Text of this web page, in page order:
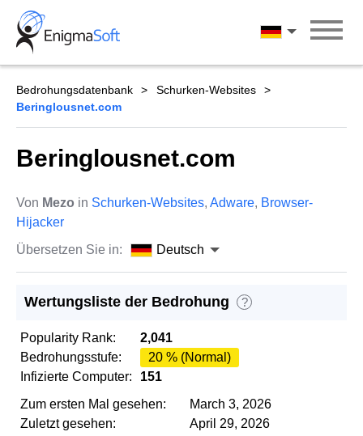
Skip
content
Deutsch
Bedrohungsdatenbank
Schurken-Websites
Beringlousnet.com
Beringlousnet.com
Von Mezo in Schurken-Websites, Adware, Browser-
Hijacker
Übersetzen Sie in:
Deutsch
Wertungsliste der Bedrohung ?
Popularity Rank:
2,041
Bedrohungsstufe:
20 % (Normal)
Infizierte Computer:
151
Zum ersten Mal gesehen:
March 3, 2026
Zuletzt gesehen:
April 29, 2026